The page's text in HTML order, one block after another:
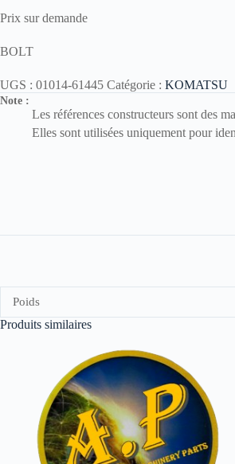
Prix sur demande
BOLT
UGS : 01014-61445 Catégorie : KOMATSU
Note :
Les références constructeurs sont des
Elles sont utilisées uniquement pour
Poids
Produits similaires